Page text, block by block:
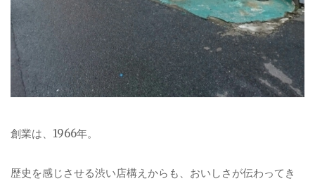
創業は、1966年。
歴史を感じさせる渋い店構えからも、おいしさが伝わってき